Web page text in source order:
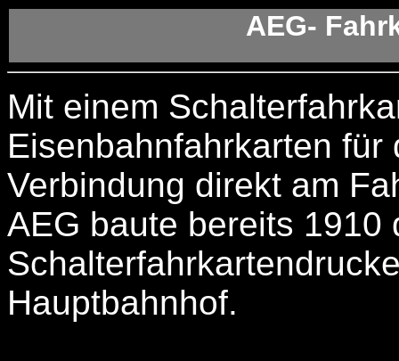
AEG-
Mit einem
Eisenbahnfahrkarten
Verbindung direkt am
AEG baute bereits 1910
Hauptbahnhof.